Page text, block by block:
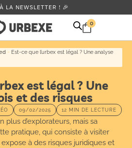
LA NEWSLETTER ! 🎉
0
- Est-ce que l’urbex est légal ? Une analyse
est légal ? Une
et des risques
LÉO 09/02/2025 12 MIN DE LECTURE
plus d’explorateurs, mais sa
pratique, qui consiste à visiter
à des risques juridiques et